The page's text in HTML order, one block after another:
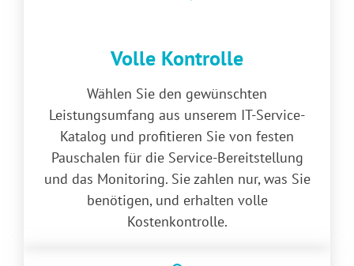
Volle Kontrolle
Wählen Sie den gewünschten
Leistungsumfang aus unserem IT-Service-
Katalog und profitieren Sie von festen
Pauschalen für die Service-Bereitstellung
und das Monitoring. Sie zahlen nur, was Sie
benötigen, und erhalten volle
Kostenkontrolle.